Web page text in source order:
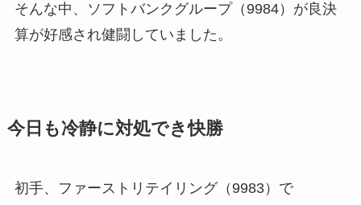
そんな中、ソフトバンクグループ（9984）が良決
算が好感され健闘していました。
今日も冷静に対処でき快勝
初手、ファーストリテイリング（9983）で